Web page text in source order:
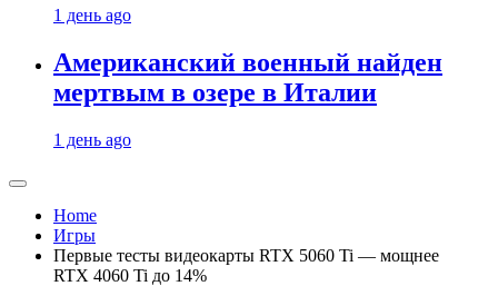
1 день ago
Американский военный найден
мертвым в озере в Италии
1 день ago
Home
Игры
Первые тесты видеокарты RTX 5060 Ti — мощнее
RTX 4060 Ti до 14%